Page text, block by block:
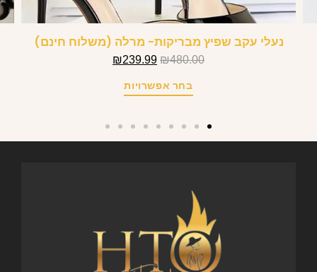
נעלי עקב שפיץ מבריקות- מרלה (משלוח חינם)
₪480.00
₪239.99
בחר אפשרויות